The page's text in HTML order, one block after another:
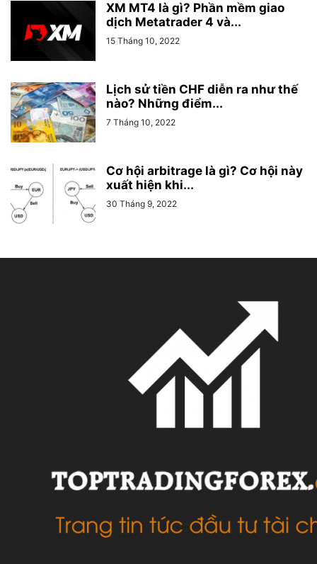
XM MT4 là gì? Phần mềm giao
dịch Metatrader 4 và...
15 Tháng 10, 2022
Lịch sử tiền CHF diễn ra như thế
nào? Những điểm...
7 Tháng 10, 2022
Cơ hội arbitrage là gì? Cơ hội này
xuất hiện khi...
30 Tháng 9, 2022